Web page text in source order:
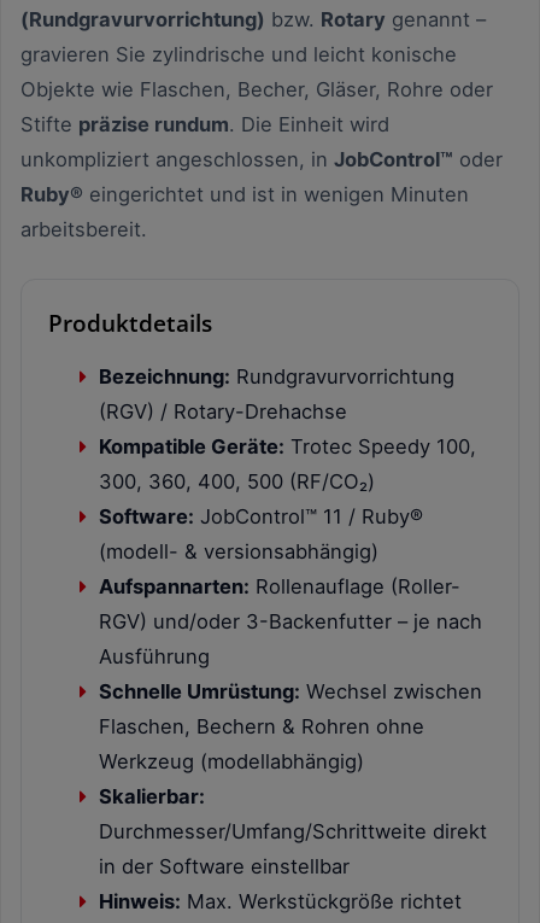
(Rundgravurvorrichtung) bzw. Rotary genannt –
gravieren Sie zylindrische und leicht konische
Objekte wie Flaschen, Becher, Gläser, Rohre oder
Stifte präzise rundum. Die Einheit wird
unkompliziert angeschlossen, in JobControl™ oder
Ruby® eingerichtet und ist in wenigen Minuten
arbeitsbereit.
Produktdetails
Bezeichnung: Rundgravurvorrichtung
(RGV) / Rotary-Drehachse
Kompatible Geräte: Trotec Speedy 100,
300, 360, 400, 500 (RF/CO₂)
Software: JobControl™ 11 / Ruby®
(modell- & versionsabhängig)
Aufspannarten: Rollenauflage (Roller-
RGV) und/oder 3-Backenfutter – je nach
Ausführung
Schnelle Umrüstung: Wechsel zwischen
Flaschen, Bechern & Rohren ohne
Werkzeug (modellabhängig)
Skalierbar:
Durchmesser/Umfang/Schrittweite direkt
in der Software einstellbar
Hinweis: Max. Werkstückgröße richtet